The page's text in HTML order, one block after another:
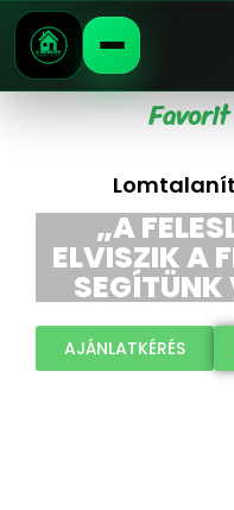
„A
ELVISZIK A
AJÁNLATKÉRÉS